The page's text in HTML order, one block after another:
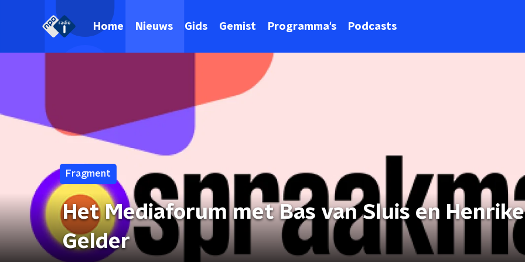
Home Nieuws Gids Gemist Programma's Podcasts
Fragment
Het Mediaforum met Bas van Sluis en
Gelder